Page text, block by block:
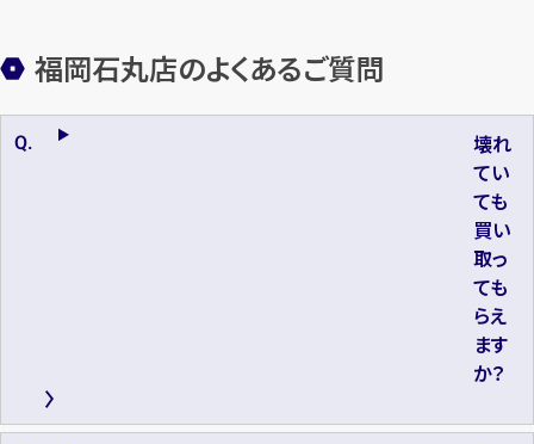
福岡石丸店のよくあるご質問
壊れ
てい
ても
買い
取っ
ても
らえ
ます
か？